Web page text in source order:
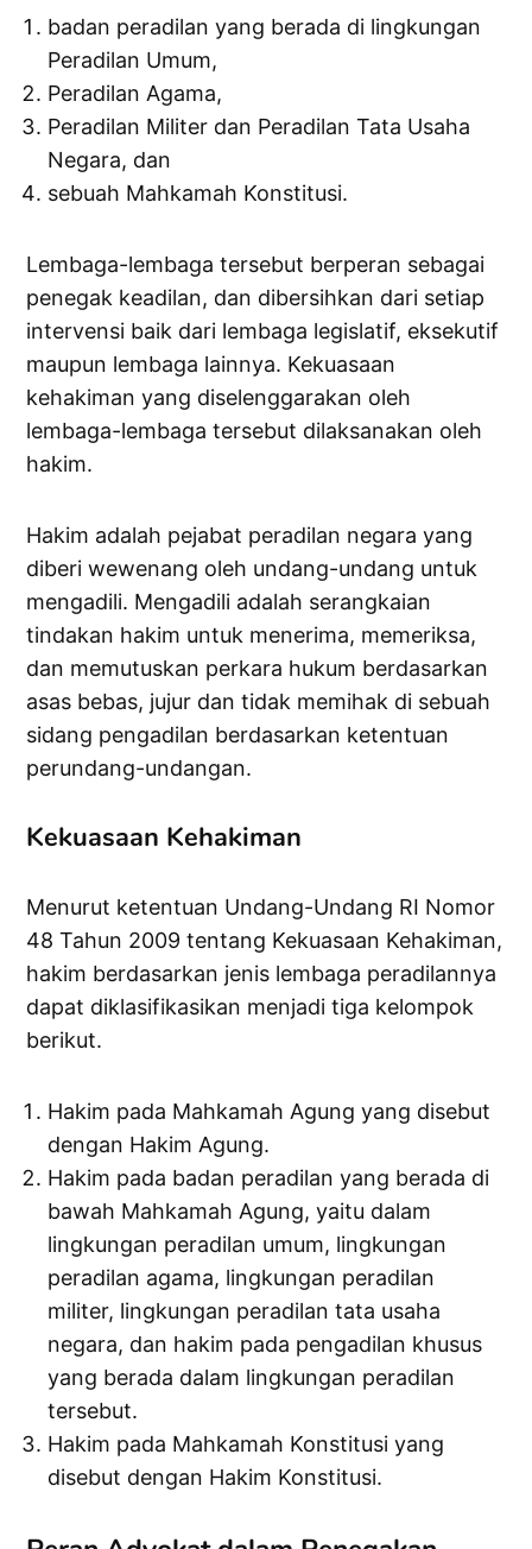
badan peradilan yang berada di lingkungan
Peradilan Umum,
Peradilan Agama,
Peradilan Militer dan Peradilan Tata Usaha
Negara, dan
sebuah Mahkamah Konstitusi.
Lembaga-lembaga tersebut berperan sebagai
penegak keadilan, dan dibersihkan dari setiap
intervensi baik dari lembaga legislatif, eksekutif
maupun lembaga lainnya. Kekuasaan
kehakiman yang diselenggarakan oleh
lembaga-lembaga tersebut dilaksanakan oleh
hakim.
Hakim adalah pejabat peradilan negara yang
diberi wewenang oleh undang-undang untuk
mengadili. Mengadili adalah serangkaian
tindakan hakim untuk menerima, memeriksa,
dan memutuskan perkara hukum berdasarkan
asas bebas, jujur dan tidak memihak di sebuah
sidang pengadilan berdasarkan ketentuan
perundang-undangan.
Kekuasaan Kehakiman
Menurut ketentuan Undang-Undang RI Nomor
48 Tahun 2009 tentang Kekuasaan Kehakiman,
hakim berdasarkan jenis lembaga peradilannya
dapat diklasifikasikan menjadi tiga kelompok
berikut.
Hakim pada Mahkamah Agung yang disebut
dengan Hakim Agung.
Hakim pada badan peradilan yang berada di
bawah Mahkamah Agung, yaitu dalam
lingkungan peradilan umum, lingkungan
peradilan agama, lingkungan peradilan
militer, lingkungan peradilan tata usaha
negara, dan hakim pada pengadilan khusus
yang berada dalam lingkungan peradilan
tersebut.
Hakim pada Mahkamah Konstitusi yang
disebut dengan Hakim Konstitusi.